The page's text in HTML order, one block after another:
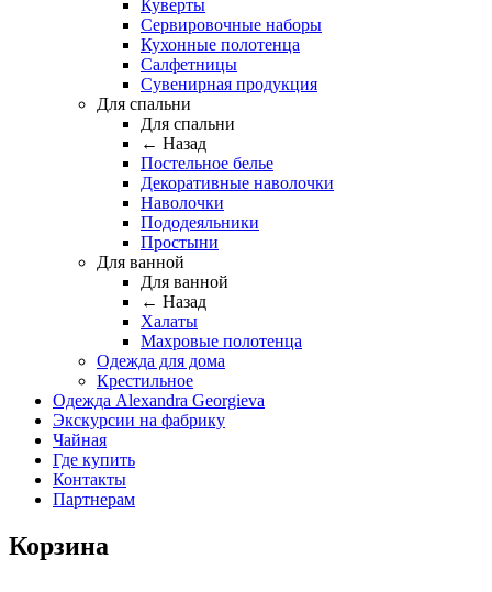
Куверты
Сервировочные наборы
Кухонные полотенца
Салфетницы
Сувенирная продукция
Для спальни
Для спальни
← Назад
Постельное белье
Декоративные наволочки
Наволочки
Пододеяльники
Простыни
Для ванной
Для ванной
← Назад
Халаты
Махровые полотенца
Одежда для дома
Крестильное
Одежда Alexandra Georgieva
Экскурсии на фабрику
Чайная
Где купить
Контакты
Партнерам
Корзина